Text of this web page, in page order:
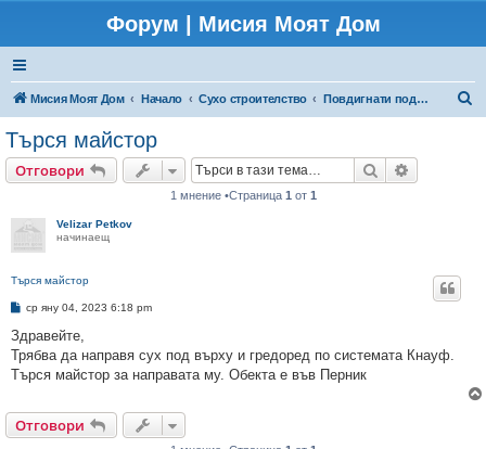
Форум | Мисия Моят Дом
Мисия Моят Дом Начало Сухо строителство Повдигнати подове/подиуми
Търся майстор
Отговори Търсене
1 мнение •Страница 1 от 1
Velizar Petkov
начинаещ
Търся майстор
М
е
н
и
е
ср яну 04, 2023 6:18 pm
Здравейте,
Трябва да направя сух под върху и гредоред по системата Кнауф.
Търся майстор за направата му. Обекта е във Перник
Отговори